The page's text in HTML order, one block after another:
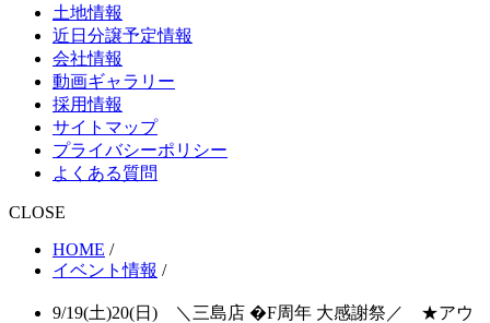
土地情報
近日分譲予定情報
会社情報
動画ギャラリー
採用情報
サイトマップ
プライバシーポリシー
よくある質問
CLOSE
HOME /
イベント情報 /
9/19(土)20(日) ＼三島店 �F周年 大感謝祭／ ★アウ